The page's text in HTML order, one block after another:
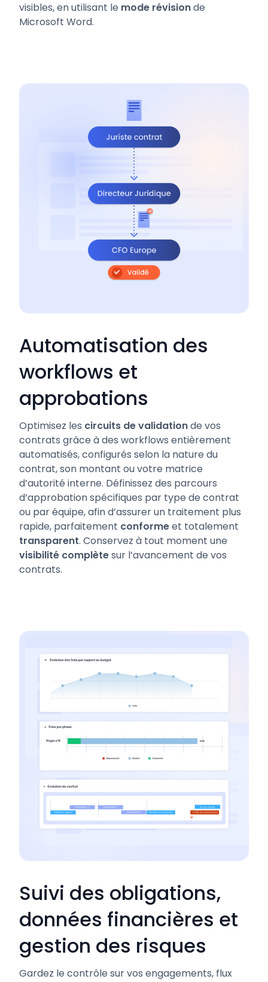
visibles, en utilisant le mode révisionde
Microsoft Word.
Automatisation des
workflows et
approbations
Optimisez les circuits de validationde vos
contrats grâce à des workflows entièrement
automatisés, configurés selon la nature du
contrat, son montant ou votre matrice
d’autorité interne. Définissez des parcours
d’approbation spécifiques par type de contrat
ou par équipe, afin d’assurer un traitement plus
rapide, parfaitement conformeet totalement
transparent. Conservez à tout moment une
visibilité complètesur l’avancement de vos
contrats.
Suivi des obligations,
données financières et
gestion des risques
Gardez le contrôle sur vos engagements, flux